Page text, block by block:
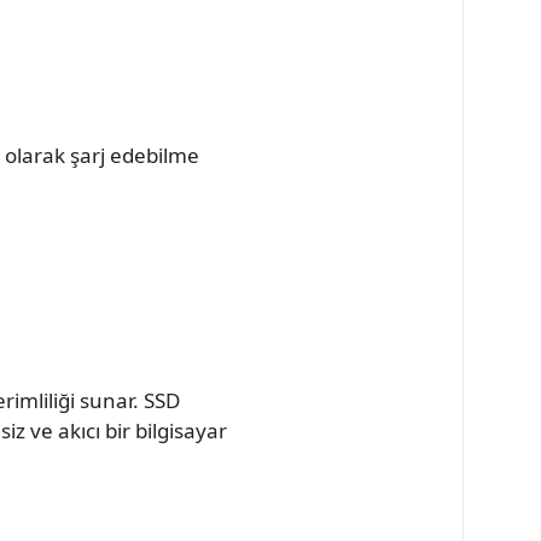
olarak şarj edebilme
sunar. SSD
ve akıcı bir bilgisayar